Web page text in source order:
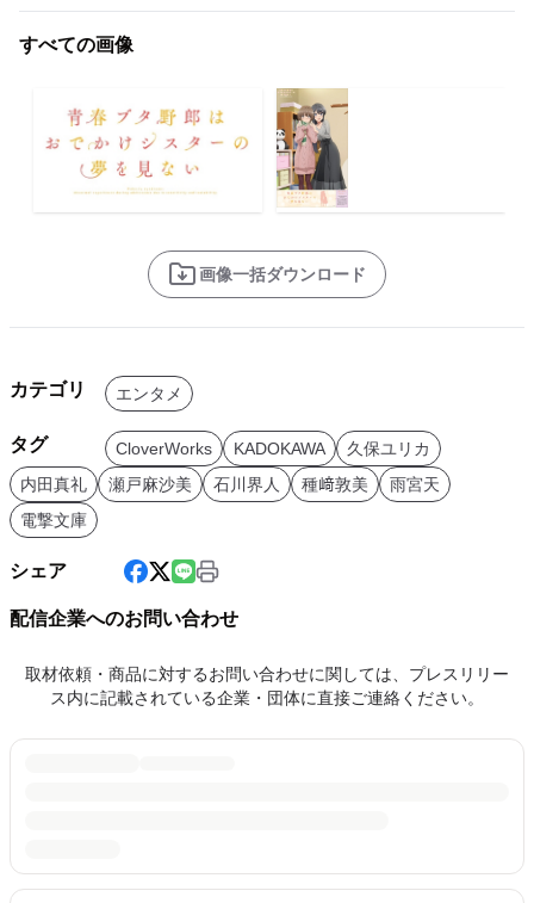
すべての画像
画像一括ダウンロード
カテゴリ エンタメ
タグ CloverWorks KADOKAWA
久保ユリカ
内田真礼
瀬戸麻沙美 石川界人 種﨑敦美
雨宮天
電撃文庫
シェア
配信企業へのお問い合わせ
取材依頼・商品に対するお問い合わせに関しては、プレスリリー
ス内に記載されている企業・団体に直接ご連絡ください。